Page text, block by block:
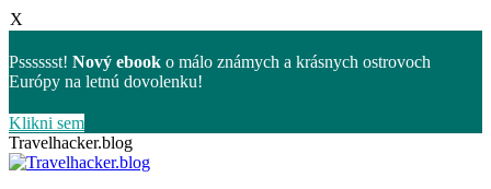
X
Psssssst! Nový ebook o málo známych a krásnych ostrovoch
Európy na letnú dovolenku!
Klikni sem
Skip
to
Travelhacker.blog